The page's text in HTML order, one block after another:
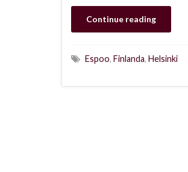
Continue reading
Espoo, Finlanda, Helsinki